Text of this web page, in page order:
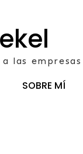
las
SOBRE MÍ